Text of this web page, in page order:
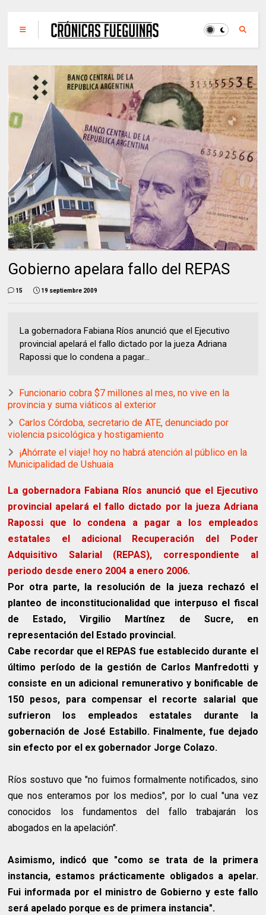
Gobierno apelara fallo del REPAS
15 19 septiembre 2009
La gobernadora Fabiana Ríos anunció que el Ejecutivo
provincial apelará el fallo dictado por la jueza Adriana
Rapossi que lo condena a pagar...
Funcionario cobra $7 millones al mes, no vive en la
provincia y suma viáticos al exterior
Carlos Córdoba, secretario de ATE, denunciado por
violencia psicológica y hostigamiento
¡Ahórrate el viaje! hoy no habrá atención al público en la
Municipalidad de Ushuaia
La gobernadora Fabiana Ríos anunció que el Ejecutivo
provincial apelará el fallo dictado por la jueza Adriana
Rapossi que lo condena a pagar a los empleados
estatales el adicional Recuperación del Poder
Adquisitivo Salarial (REPAS), correspondiente al
periodo desde enero 2004 a enero 2006.
Por otra parte, la resolución de la jueza rechazó el
planteo de inconstitucionalidad que interpuso el fiscal
de Estado, Virgilio Martínez de Sucre, en
representación del Estado provincial.
Cabe recordar que el REPAS fue establecido durante el
último período de la gestión de Carlos Manfredotti y
consiste en un adicional remunerativo y bonificable de
150 pesos, para compensar el recorte salarial que
sufrieron los empleados estatales durante la
gobernación de José Estabillo. Finalmente, fue dejado
sin efecto por el ex gobernador Jorge Colazo.
Ríos sostuvo que "no fuimos formalmente notificados, sino
que nos enteramos por los medios", por lo cual "una vez
conocidos los fundamentos del fallo trabajarán los
abogados en la apelación".
Asimismo, indicó que "como se trata de la primera
instancia, estamos prácticamente obligados a apelar.
Fui informada por el ministro de Gobierno y este fallo
será apelado porque es de primera instancia".